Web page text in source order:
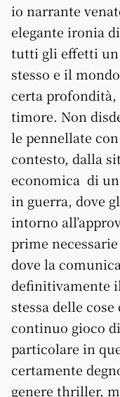
io narrante
elegante ironia
tutti gli effetti un
stesso e il
certa profondità,
timore. Non
le pennellate
contesto, dalla
economica di
in guerra, dove
intorno
prime
dove la
definitivamente
stessa delle
continuo gioco
particolare in
certamente
genere thriller,